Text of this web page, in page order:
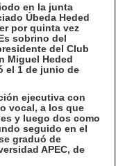
en la junta
Úbeda Heded
por quinta vez
sobrino del
del Club
Miguel Heded
el 1 de junio de
ejecutiva con
vocal, a los que
y luego dos como
seguido en el
graduó de
APEC, de